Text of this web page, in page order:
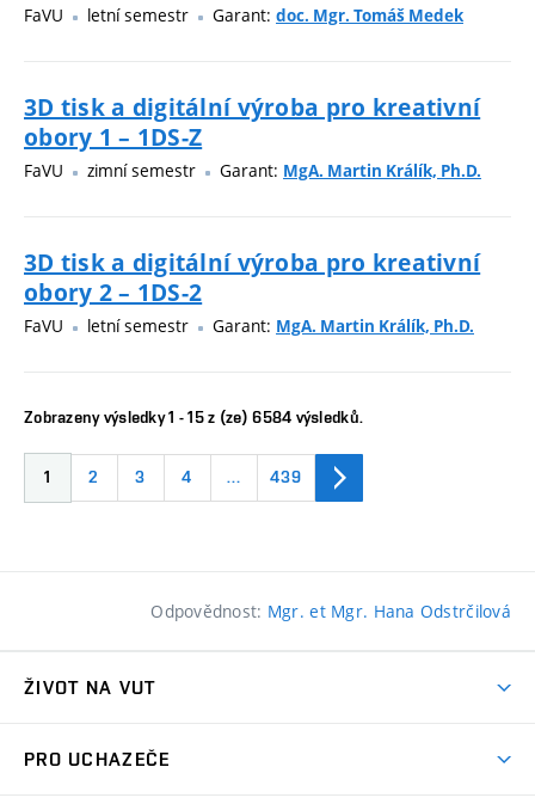
FaVU letní semestr Garant: doc. Mgr. Tomáš Medek
3D tisk a digitální výroba pro kreativní
obory 1 – 1DS-Z
FaVU zimní semestr Garant: MgA. Martin Králík, Ph.D.
3D tisk a digitální výroba pro kreativní
obory 2 – 1DS-2
FaVU letní semestr Garant: MgA. Martin Králík, Ph.D.
Zobrazeny výsledky 1 - 15 z (ze) 6584 výsledků.
1 2 3 4 … 439
Odpovědnost: Mgr. et Mgr. Hana Odstrčilová
ŽIVOT NA VUT
PRO UCHAZEČE